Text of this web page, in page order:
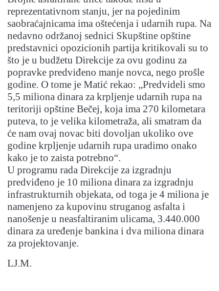
reprezentativnom stanju, jer na pojedinim
saobraćajnicama ima oštećenja i udarnih rupa. Na
nedavno održanoj sednici Skupštine opštine
predstavnici opozicionih partija kritikovali su to
što je u budžetu Direkcije za ovu godinu za
popravke predviđeno manje novca, nego prošle
godine. O tome je Matić rekao: „Predvideli smo
5,5 miliona dinara za krpljenje udarnih rupa na
teritoriji opštine Bečej, koja ima 270 kilometara
puteva, to je velika kilometraža, ali smatram da
će nam ovaj novac biti dovoljan ukoliko ove
godine krpljenje udarnih rupa uradimo onako
kako je to zaista potrebno“.
U programu rada Direkcije za izgradnju
predviđeno je 10 miliona dinara za izgradnju
infrastrukturnih objekata, od toga je 4 miliona je
namenjeno za kupovinu struganog asfalta i
nanošenje u neasfaltiranim ulicama, 3.440.000
dinara za uređenje bankina i dva miliona dinara
za projektovanje.
LJ.M.